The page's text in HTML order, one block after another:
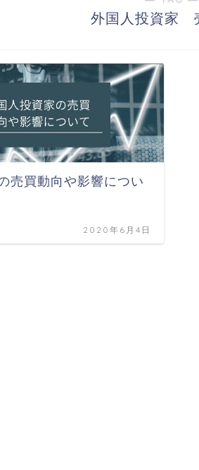
外国人投資家
売買動向や影響につい
2020年6月4日